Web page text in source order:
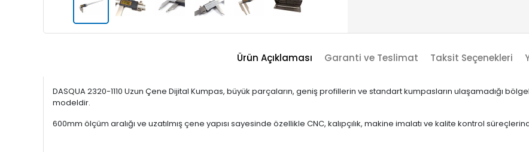
Ürün Açıklaması Garanti ve Teslimat Taksit Seçenekleri
DASQUA 2320-1110 Uzun Çene Dijital Kumpas, büyük parçaların, geniş profillerin ve standart kumpasların ulaşamadığı
modeldir.
600mm ölçüm aralığı ve uzatılmış çene yapısı sayesinde özellikle CNC, kalıpçılık, makine imalatı ve kalite kontrol